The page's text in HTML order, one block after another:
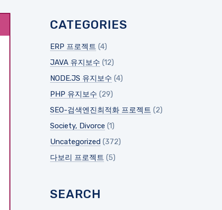
CATEGORIES
ERP 프로젝트 (4)
JAVA 유지보수 (12)
NODE.JS 유지보수 (4)
PHP 유지보수 (29)
SEO-검색엔진최적화 프로젝트 (2)
Society, Divorce (1)
Uncategorized (372)
다보리 프로젝트 (5)
SEARCH